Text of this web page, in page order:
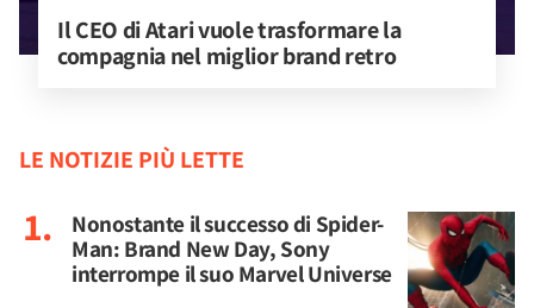
Il CEO di Atari vuole trasformare la
compagnia nel miglior brand retro
LE NOTIZIE PIÙ LETTE
Nonostante il successo di Spider-
Man: Brand New Day, Sony
interrompe il suo Marvel Universe